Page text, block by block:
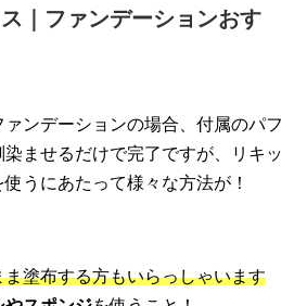
｜ファンデーションおす
ンデーションの場合、付属のパフ
ませるだけで完了ですが、リキッ
うにあたって様々な方法が！
塗布する方もいらっしゃいます